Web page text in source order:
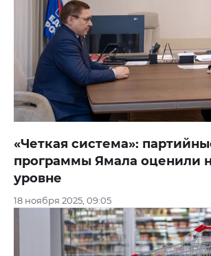
«Четкая система»:
программы Ямала оценили
уровне
18 ноября 2025, 09:05